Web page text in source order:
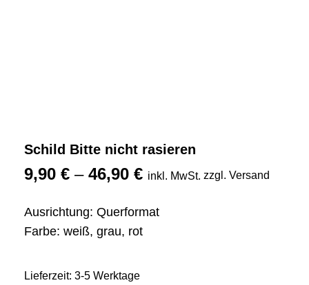
Schild Bitte nicht rasieren
9,90 € – 46,90 € inkl. MwSt. zzgl. Versand
Ausrichtung: Querformat
Farbe: weiß, grau, rot
Lieferzeit: 3-5 Werktage